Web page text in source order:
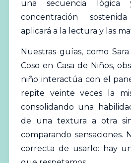
una secuencia lógica
concentración
aplicará a la lectura y las
Nuestras guías, como
Coso en Casa de Niños,
niño interactúa con el
repite veinte veces la
consolidando una
de una textura a otra
comparando sensaciones.
correcta de usarlo: hay